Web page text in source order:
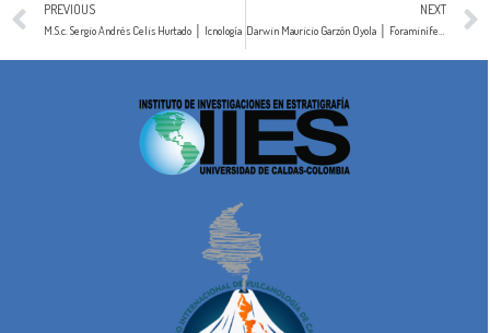
PREVIOUS
M.S.c. Sergio Andrés Celis Hurtado │ Icnología
NEXT